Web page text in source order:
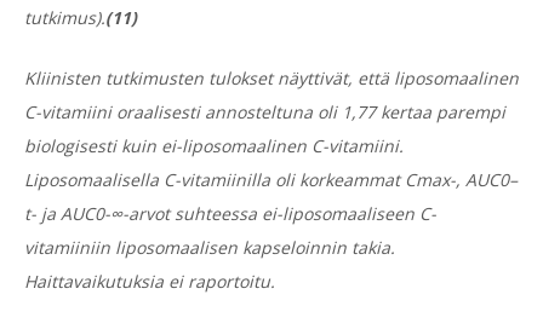
tutkimus).(11)
Kliinisten tutkimusten tulokset näyttivät, että liposomaalinen
C-vitamiini oraalisesti annosteltuna oli 1,77 kertaa parempi
biologisesti kuin ei-liposomaalinen C-vitamiini.
Liposomaalisella C-vitamiinilla oli korkeammat Cmax-, AUC0–
t- ja AUC0-∞-arvot suhteessa ei-liposomaaliseen C-
vitamiiniin liposomaalisen kapseloinnin takia.
Haittavaikutuksia ei raportoitu.